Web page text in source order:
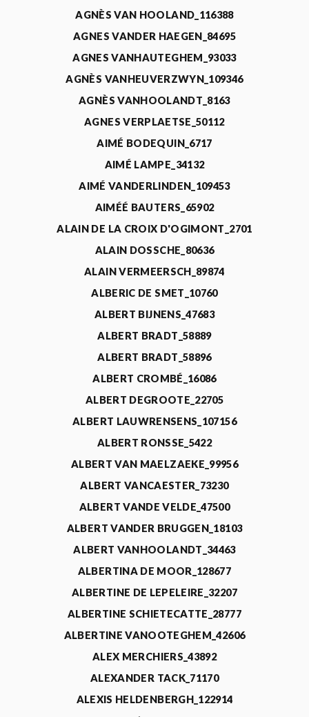
AGNÈS VAN HOOLAND_116388
AGNES VANDER HAEGEN_84695
AGNES VANHAUTEGHEM_93033
AGNÈS VANHEUVERZWYN_109346
AGNÈS VANHOOLANDT_8163
AGNES VERPLAETSE_50112
AIMÉ BODEQUIN_6717
AIMÉ LAMPE_34132
AIMÉ VANDERLINDEN_109453
AIMÉÉ BAUTERS_65902
ALAIN DE LA CROIX D'OGIMONT_2701
ALAIN DOSSCHE_80636
ALAIN VERMEERSCH_89874
ALBERIC DE SMET_10760
ALBERT BIJNENS_47683
ALBERT BRADT_58889
ALBERT BRADT_58896
ALBERT CROMBÉ_16086
ALBERT DEGROOTE_22705
ALBERT LAUWRENSENS_107156
ALBERT RONSSE_5422
ALBERT VAN MAELZAEKE_99956
ALBERT VANCAESTER_73230
ALBERT VANDE VELDE_47500
ALBERT VANDER BRUGGEN_18103
ALBERT VANHOOLANDT_34463
ALBERTINA DE MOOR_128677
ALBERTINE DE LEPELEIRE_32207
ALBERTINE SCHIETECATTE_28777
ALBERTINE VANOOTEGHEM_42606
ALEX MERCHIERS_43892
ALEXANDER TACK_71170
ALEXIS HELDENBERGH_122914